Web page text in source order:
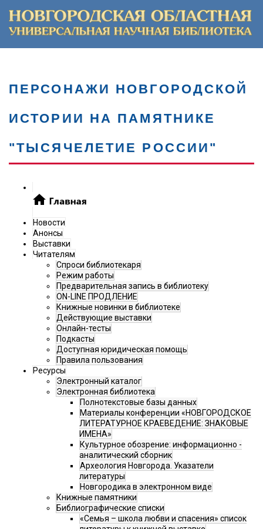
ПЕРСОНАЖИ НОВГОРОДСКОЙ
ИСТОРИИ НА ПАМЯТНИКЕ
"ТЫСЯЧЕЛЕТИЕ РОССИИ"
Новости
Анонсы
Выставки
Читателям
Спроси библиотекаря
Режим работы
Предварительная запись в библиотеку
ON-LINE ПРОДЛЕНИЕ
Книжные новинки в библиотеке
Действующие выставки
Онлайн-тесты
Подкасты
Доступная юридическая помощь
Правила пользования
Ресурсы
Электронный каталог
Электронная библиотека
Полнотекстовые базы данных
Материалы конференции «НОВГОРОДСКОЕ
ЛИТЕРАТУРНОЕ КРАЕВЕДЕНИЕ: ЗНАКОВЫЕ
ИМЕНА»
Культурное обозрение: информационно -
аналитический сборник
Археология Новгорода. Указатели
литературы
Новгородика в электронном виде
Книжные памятники
Библиографические списки
«Семья – школа любви и спасения» список